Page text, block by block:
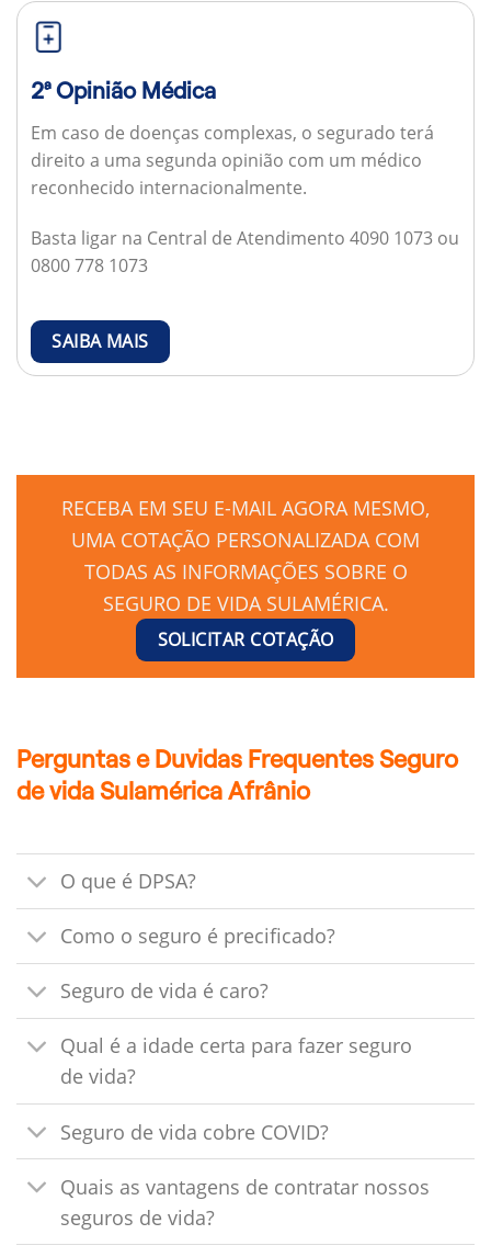
2ª Opinião Médica
Em caso de doenças complexas, o segurado terá
direito a uma segunda opinião com um médico
reconhecido internacionalmente.
Basta ligar na Central de Atendimento 4090 1073 ou
0800 778 1073
SAIBA MAIS
RECEBA EM SEU E-MAIL AGORA MESMO,
UMA COTAÇÃO PERSONALIZADA COM
TODAS AS INFORMAÇÕES SOBRE O
SEGURO DE VIDA SULAMÉRICA.
SOLICITAR COTAÇÃO
Perguntas e Duvidas Frequentes Seguro
de vida Sulamérica Afrânio
O que é DPSA?
Como o seguro é precificado?
Seguro de vida é caro?
Qual é a idade certa para fazer seguro
de vida?
Seguro de vida cobre COVID?
Quais as vantagens de contratar nossos
seguros de vida?